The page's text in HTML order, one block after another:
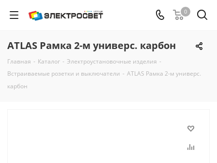
0
ATLAS Рамка 2-м универс. карбон
Главная - Каталог - Электроустановочные изделия -
Встраиваемые розетки и выключатели - ATLAS Рамка 2-м универс.
карбон